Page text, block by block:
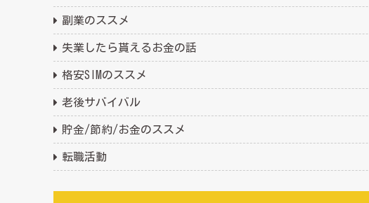
副業のススメ
失業したら貰えるお金の話
格安SIMのススメ
老後サバイバル
貯金/節約/お金のススメ
転職活動